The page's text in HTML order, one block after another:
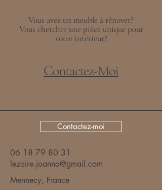
Vous avez un meuble à rénover?
Vous chercher une pièce unique pour
votre intérieur?
Contactez-Moi
Contactez-moi
06 18 79 80 31
lezaire.joanna@gmail.com
Mennecy, France